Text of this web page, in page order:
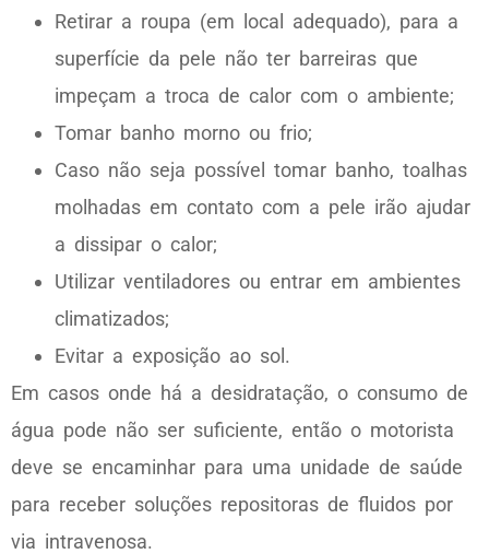
Retirar a roupa (em local adequado), para a
superfície da pele não ter barreiras que
impeçam a troca de calor com o ambiente;
Tomar banho morno ou frio;
Caso não seja possível tomar banho, toalhas
molhadas em contato com a pele irão ajudar
a dissipar o calor;
Utilizar ventiladores ou entrar em ambientes
climatizados;
Evitar a exposição ao sol.
Em casos onde há a desidratação, o consumo de
água pode não ser suficiente, então o motorista
deve se encaminhar para uma unidade de saúde
para receber soluções repositoras de fluidos por
via intravenosa.